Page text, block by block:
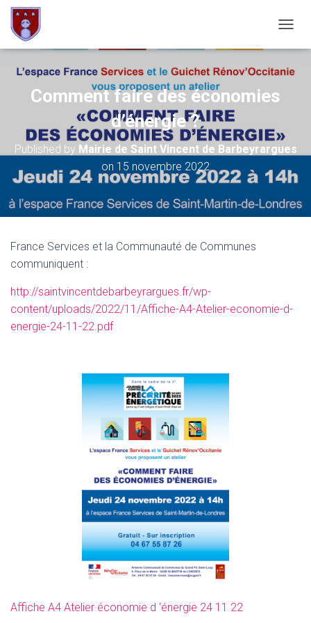
Comment faire des économies
d’énergie ?
Published by Mairie de Saint Vincent de Barbeyrargues
on 15 novembre 2022
France Services et la Communauté de Communes
communiquent :
http://saintvincentdebarbeyrargues.fr/wp-
content/uploads/2022/11/Affiche-A4-Atelier-economie-d-
energie-24-11-22.pdf
Affiche A4 Atelier économie d ‘énergie 24 11 22